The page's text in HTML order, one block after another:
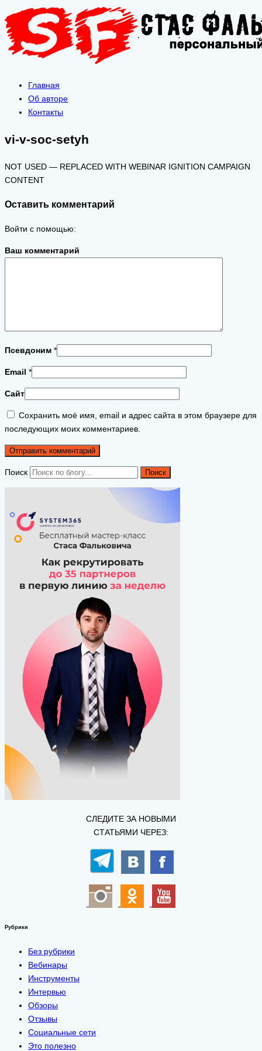
Главная
Об авторе
Контакты
vi-v-soc-setyh
NOT USED — REPLACED WITH WEBINAR IGNITION CAMPAIGN
CONTENT
Оставить комментарий
Войти с помощью:
Ваш комментарий
Псевдоним *
Email *
Сайт
Сохранить моё имя, email и адрес сайта в этом браузере для
последующих моих комментариев.
Поиск
СЛЕДИТЕ ЗА НОВЫМИ
СТАТЬЯМИ ЧЕРЕЗ:
Рубрики
Без рубрики
Вебинары
Инструменты
Интервью
Обзоры
Отзывы
Социальные сети
Это полезно